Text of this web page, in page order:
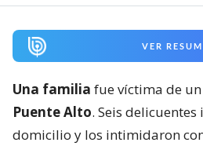
VER
Una familia fue víctima de
Puente Alto. Seis
domicilio y los intimidaron